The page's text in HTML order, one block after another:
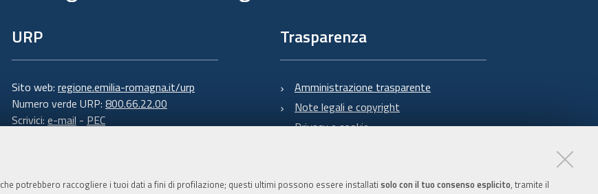
che potrebbero raccogliere i tuoi dati a fini di profilazione; questi ultimi possono essere installati solo con il tuo consenso esplicito, tramite il
URP
Sito web: regione.emilia-romagna.it/urp
Numero verde URP: 800.66.22.00
Scrivici: e-mail - PEC
Trasparenza
Amministrazione trasparente
Note legali e copyright
Privacy e cookie